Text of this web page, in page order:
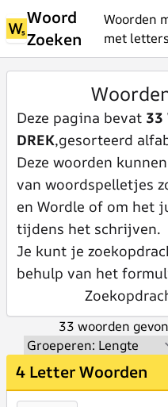
Woord
Zoeken
Woorden
met letters
Deze pagina bevat 33
DREK,gesorteerd
Deze woorden
van woordspelletjes
en Wordle of om het
tijdens het schrijven.
Je kunt je
behulp van het
33 woorden
4 Letter Woorden